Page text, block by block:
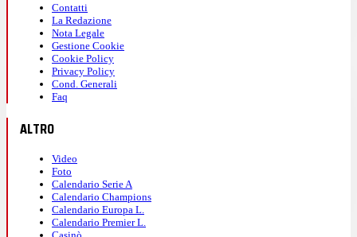
Contatti
La Redazione
Nota Legale
Gestione Cookie
Cookie Policy
Privacy Policy
Cond. Generali
Faq
ALTRO
Video
Foto
Calendario Serie A
Calendario Champions
Calendario Europa L.
Calendario Premier L.